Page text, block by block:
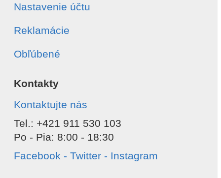
Nastavenie účtu
Reklamácie
Obľúbené
Kontakty
Kontaktujte nás
Tel.: +421 911 530 103
Po - Pia: 8:00 - 18:30
Facebook - Twitter - Instagram